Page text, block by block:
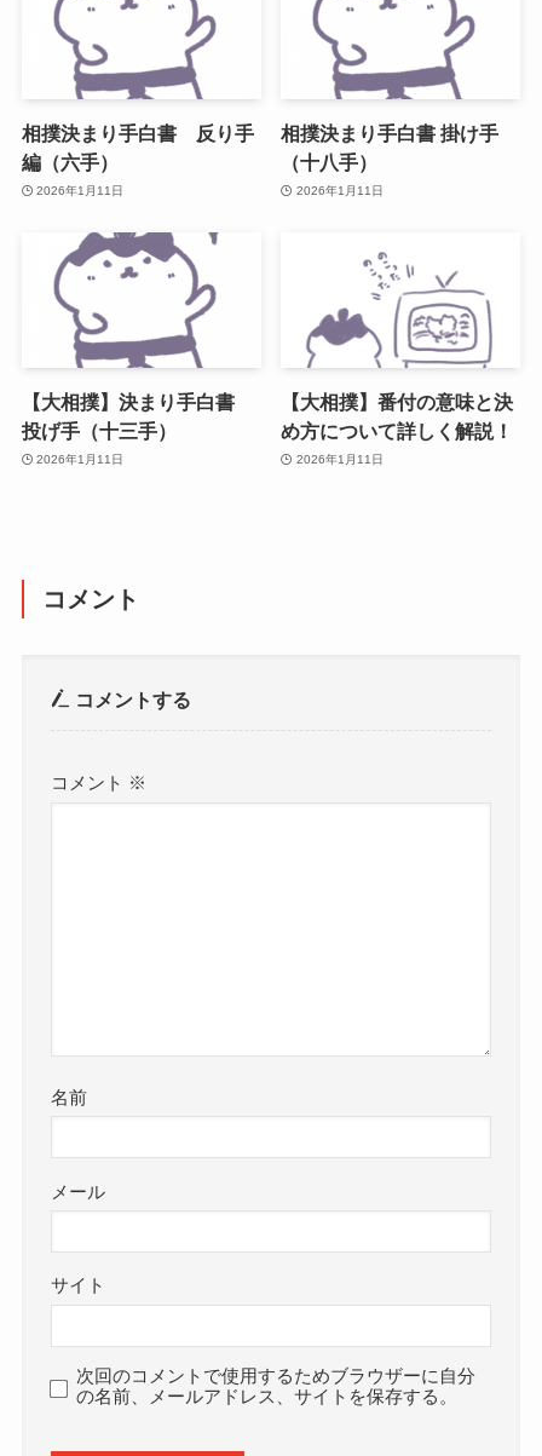
相撲決まり手白書 反り手
編（六手）
2026年1月11日
相撲決まり手白書 掛け手
（十八手）
2026年1月11日
【大相撲】決まり手白書
投げ手（十三手）
2026年1月11日
【大相撲】番付の意味と決
め方について詳しく解説！
2026年1月11日
コメント
コメントする
コメント ※
名前
メール
サイト
次回のコメントで使用するためブラウザーに自分
の名前、メールアドレス、サイトを保存する。